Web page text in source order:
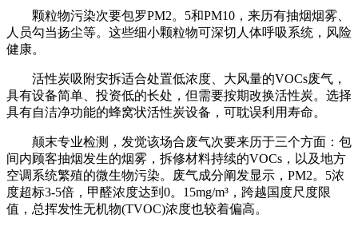
颗粒物污染次要包罗PM2。5和PM10，来历有抽烟烟雾、
人员勾当扬尘等。这些细小颗粒物可深切人体呼吸系统，风险
健康。
活性炭吸附安拆适合处置低浓度、大风量的VOCs废气，
具有设备简单、投资低的长处，但需要按期改换活性炭。选择
具有自洁净功能的蜂窝状活性炭设备，可耽误利用寿命。
颠末专业检测，发觉该场合废气次要来历于三个方面：包
间内顾客抽烟发生的烟雾，拆修材料持续的VOCs，以及地方
空调系统繁殖的微生物污染。废气成分阐发显示，PM2。5浓
度超标3-5倍，甲醛浓度达到0。15mg/m³，跨越国度尺度限
值，总挥发性无机物(TVOC)浓度也较着偏高。